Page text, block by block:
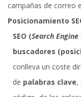
campañas de correo
Posicionamiento
SEO (Search
buscadores
conlleva un coste
de palabras clave,